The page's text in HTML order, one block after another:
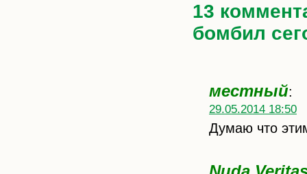
13
бомбил
местный:
29.05.2014 18:50
Думаю что